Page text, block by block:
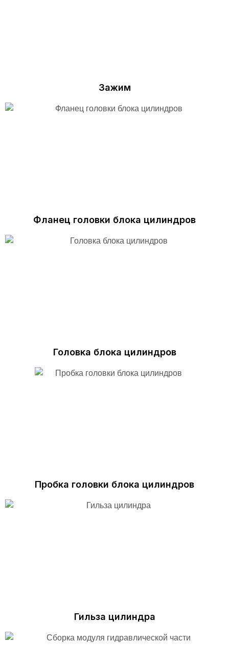
Зажим
Фланец головки блока цилиндров
Головка блока цилиндров
Пробка головки блока цилиндров
Гильза цилиндра